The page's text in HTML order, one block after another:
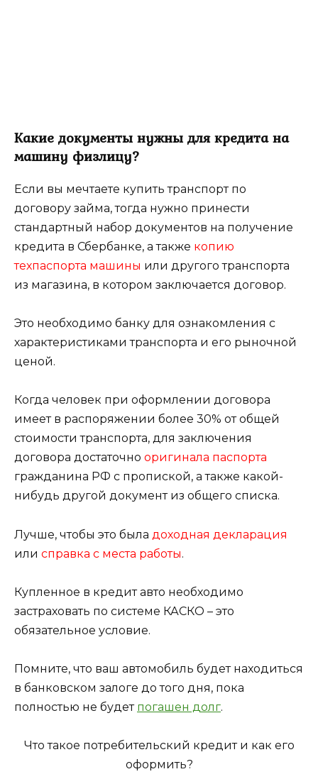
Какие документы нужны для кредита на
машину физлицу?
Если вы мечтаете купить транспорт по
договору займа, тогда нужно принести
стандартный набор документов на получение
кредита в Сбербанке, а также копию
техпаспорта машины или другого транспорта
из магазина, в котором заключается договор.
Это необходимо банку для ознакомления с
характеристиками транспорта и его рыночной
ценой.
Когда человек при оформлении договора
имеет в распоряжении более 30% от общей
стоимости транспорта, для заключения
договора достаточно оригинала паспорта
гражданина РФ с пропиской, а также какой-
нибудь другой документ из общего списка.
Лучше, чтобы это была доходная декларация
или справка с места работы.
Купленное в кредит авто необходимо
застраховать по системе КАСКО – это
обязательное условие.
Помните, что ваш автомобиль будет находиться
в банковском залоге до того дня, пока
полностью не будет погашен долг.
Что такое потребительский кредит и как его
оформить?